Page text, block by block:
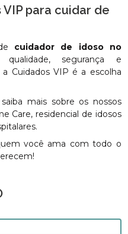
para cuidar de
cuidador de idoso no
segurança e
Cuidados VIP é a escolha
mais sobre os nossos
Care, residencial de idosos
você ama com todo o